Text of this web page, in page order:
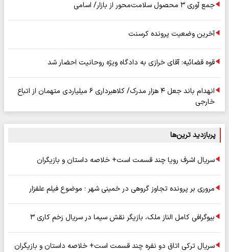
جمع آوری ۳ محصول سلامت‌محور از بازار/ اسامی
آخرین وضعیت پرونده کرسنت
قوه قضائیه: آقای خرازی به دادگاه ویژه روحانیت احضار شد
انهدام باند جعل ۴ هزار مدرک/ کلاهبرداری ۶ میلیاردی متهمان از اتباع
خارجی
پربازدید ترین‌ها
سریال اشرف رویا چند قسمت است+ خلاصه داستان و بازیگران
مروری بر پرونده تجاوز گروهی در خمینی شهر ؛ موضوع فیلم علفزار
بیوگرافی کامل الناز ملک، بازیگر نقش سیما در سریال زخم کاری ۳
سریال ترکی اتاق دو نفره چند قسمت است+ خلاصه داستان و بازیگران